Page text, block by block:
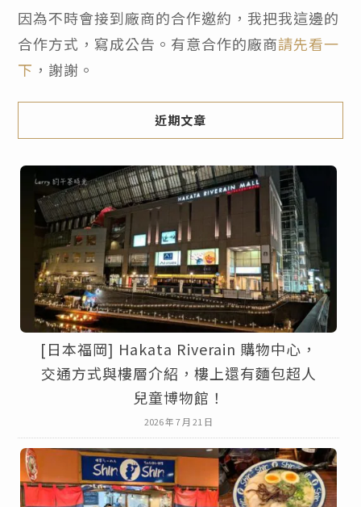
因為不時會接到廠商的合作邀約，我把我這邊的
合作方式，寫成公告。有意合作的廠商請先看一
下 ，謝謝。
近期文章
[日本福岡] Hakata Riverain 購物中心，
交通方式與樓層介紹，樓上還有麵包超人
兒童博物館！
2026 年 7 月 21 日